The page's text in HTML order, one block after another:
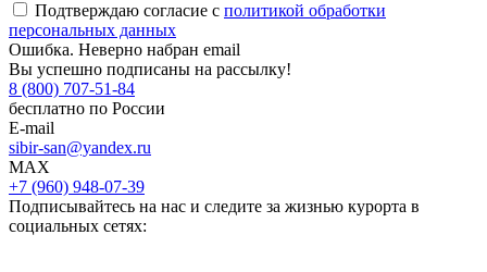
Подтверждаю согласие с политикой обработки
персональных данных
Ошибка. Неверно набран email
Вы успешно подписаны на рассылку!
8 (800) 707-51-84
бесплатно по России
E-mail
sibir-san@yandex.ru
MAX
+7 (960) 948-07-39
Подписывайтесь на нас и следите за жизнью курорта в
социальных сетях: